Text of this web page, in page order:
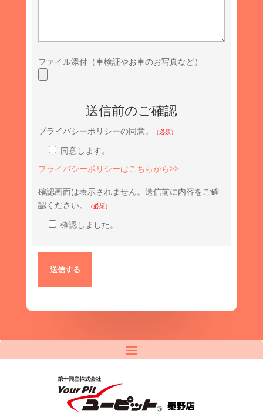
ファイル添付（車検証やお車のお写真など）
送信前のご確認
プライバシーポリシーの同意。 （必須）
同意します。
プライバシーポリシーはこちらから>>
確認画面は表示されません。送信前に内容をご確
認ください。
（必須）
確認しました。